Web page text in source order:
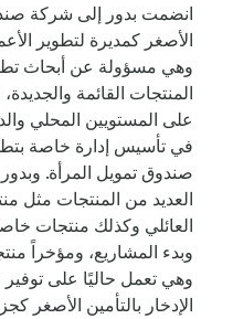
انضمت بدور إلى شركة
وهي مسؤولة عن أبحاث
المنتجات القائمة
على المستويين المحلي
في تأسيس إدارة خاصة
صندوق تمويل المرأة.
العديد من المنتجات مثل
العائلي وكذلك منتجات خاصة
وبدء المشاريع، ومؤخراً
وهي تعمل حاليًا على توفير
الإدخار بالتأمين الأصغر